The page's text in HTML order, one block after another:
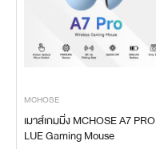
MCHOSE
เมาส์เกมมิ่ง MCHOSE A7
LUE Gaming Mouse